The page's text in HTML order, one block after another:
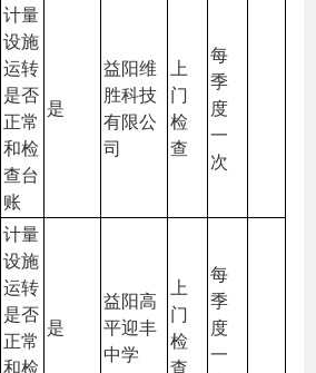
计量
设施
运转
是否
正常
和检
查台
账
是
益阳维
胜科技
有限公
司
上
门
检
查
每
季
度
一
次
计量
设施
运转
是否
正常
和检
是
益阳高
平迎丰
中学
上
门
检
查
每
季
度
一